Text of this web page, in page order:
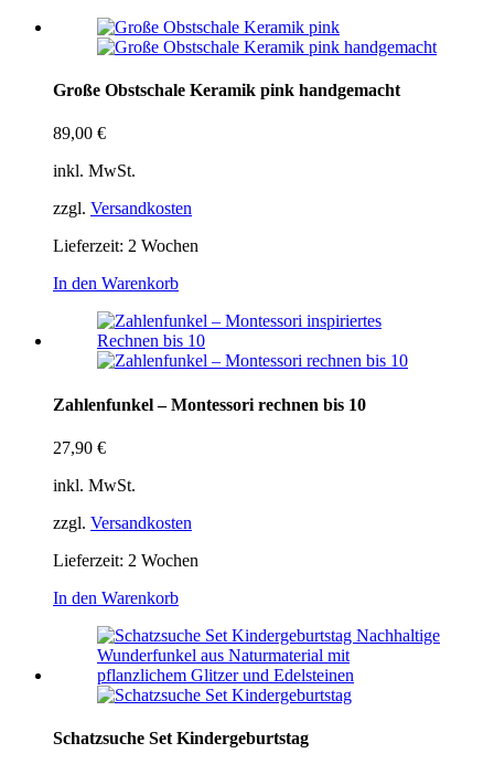
Große Obstschale Keramik pink handgemacht
89,00 €
inkl. MwSt.
zzgl. Versandkosten
Lieferzeit: 2 Wochen
In den Warenkorb
Zahlenfunkel – Montessori rechnen bis 10
27,90 €
inkl. MwSt.
zzgl. Versandkosten
Lieferzeit: 2 Wochen
In den Warenkorb
Schatzsuche Set Kindergeburtstag